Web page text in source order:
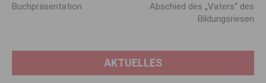
Buchpräsentation
Abschied des „Vaters“ des
Bildungsriesen
AKTUELLES